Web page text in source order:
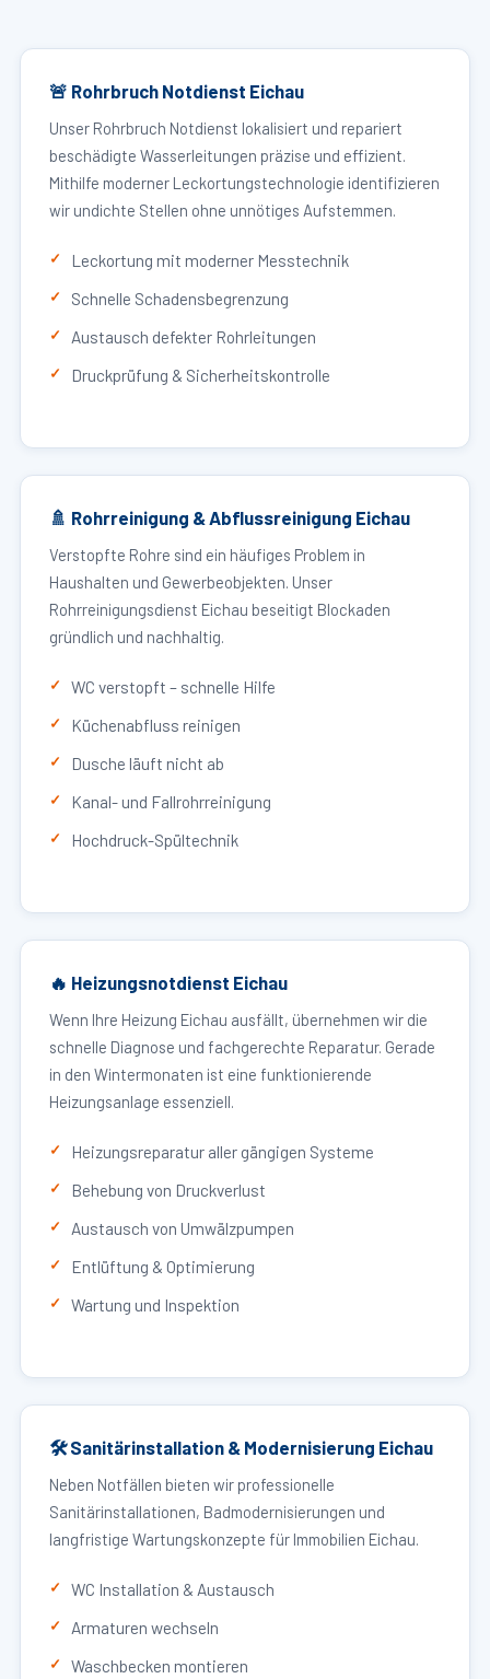
🚨 Rohrbruch Notdienst Eichau
Unser Rohrbruch Notdienst lokalisiert und repariert
beschädigte Wasserleitungen präzise und effizient.
Mithilfe moderner Leckortungstechnologie identifizieren
wir undichte Stellen ohne unnötiges Aufstemmen.
Leckortung mit moderner Messtechnik
Schnelle Schadensbegrenzung
Austausch defekter Rohrleitungen
Druckprüfung & Sicherheitskontrolle
🚿 Rohrreinigung & Abflussreinigung Eichau
Verstopfte Rohre sind ein häufiges Problem in
Haushalten und Gewerbeobjekten. Unser
Rohrreinigungsdienst Eichau beseitigt Blockaden
gründlich und nachhaltig.
WC verstopft – schnelle Hilfe
Küchenabfluss reinigen
Dusche läuft nicht ab
Kanal- und Fallrohrreinigung
Hochdruck-Spültechnik
🔥 Heizungsnotdienst Eichau
Wenn Ihre Heizung Eichau ausfällt, übernehmen wir die
schnelle Diagnose und fachgerechte Reparatur. Gerade
in den Wintermonaten ist eine funktionierende
Heizungsanlage essenziell.
Heizungsreparatur aller gängigen Systeme
Behebung von Druckverlust
Austausch von Umwälzpumpen
Entlüftung & Optimierung
Wartung und Inspektion
🛠 Sanitärinstallation & Modernisierung Eichau
Neben Notfällen bieten wir professionelle
Sanitärinstallationen, Badmodernisierungen und
langfristige Wartungskonzepte für Immobilien Eichau.
WC Installation & Austausch
Armaturen wechseln
Waschbecken montieren